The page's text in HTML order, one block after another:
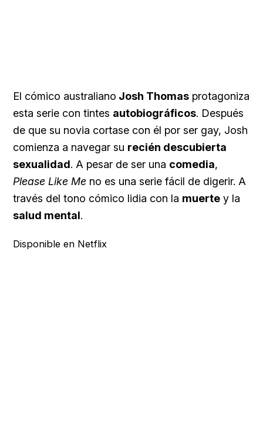
El cómico australiano Josh Thomas protagoniza
esta serie con tintes autobiográficos. Después
de que su novia cortase con él por ser gay, Josh
comienza a navegar su recién descubierta
sexualidad. A pesar de ser una comedia,
Please Like Me no es una serie fácil de digerir. A
través del tono cómico lidia con la muerte y la
salud mental.
Disponible en Netflix